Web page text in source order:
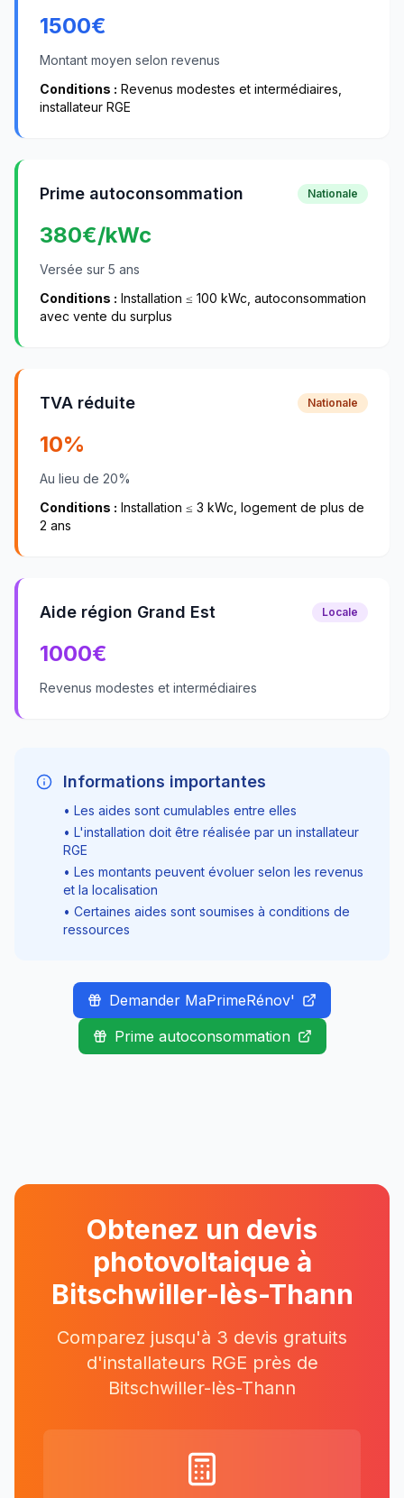
1500€
Montant moyen selon revenus
Conditions : Revenus modestes et intermédiaires,
installateur RGE
Prime autoconsommation Nationale
380€/kWc
Versée sur 5 ans
Conditions : Installation ≤ 100 kWc, autoconsommation
avec vente du surplus
TVA réduite Nationale
10%
Au lieu de 20%
Conditions : Installation ≤ 3 kWc, logement de plus de
2 ans
Aide région Grand Est Locale
1000€
Revenus modestes et intermédiaires
Informations importantes
• Les aides sont cumulables entre elles
• L'installation doit être réalisée par un installateur
RGE
• Les montants peuvent évoluer selon les revenus
et la localisation
• Certaines aides sont soumises à conditions de
ressources
Demander MaPrimeRénov'
Prime autoconsommation
Obtenez un devis
photovoltaique à
Bitschwiller-lès-Thann
Comparez jusqu'à 3 devis gratuits
d'installateurs RGE près de
Bitschwiller-lès-Thann